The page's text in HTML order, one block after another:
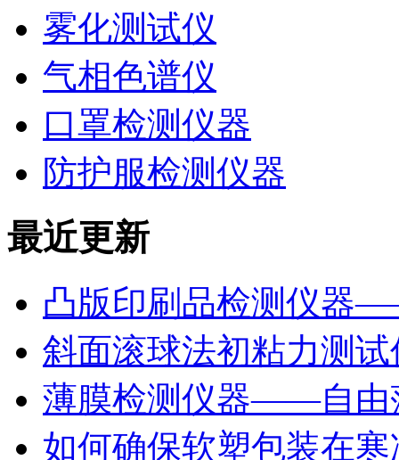
雾化测试仪
气相色谱仪
口罩检测仪器
防护服检测仪器
最近更新
凸版印刷品检测仪器
斜面滚球法初粘力测
薄膜检测仪器——自由
如何确保软塑包装在